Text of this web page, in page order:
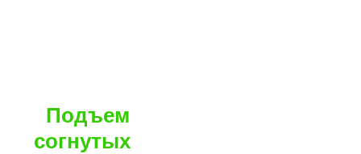
Подъем
согнутых